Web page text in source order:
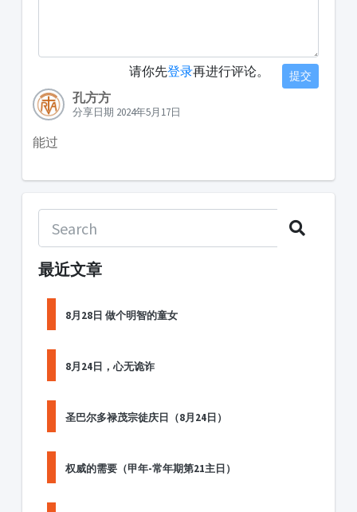
请你先登录再进行评论。 提交
孔方方
分享日期 2024年5月17日
能过
最近文章
8月28日 做个明智的童女
8月24日，心无诡诈
圣巴尔多禄茂宗徒庆日（8月24日）
权威的需要（甲年-常年期第21主日）